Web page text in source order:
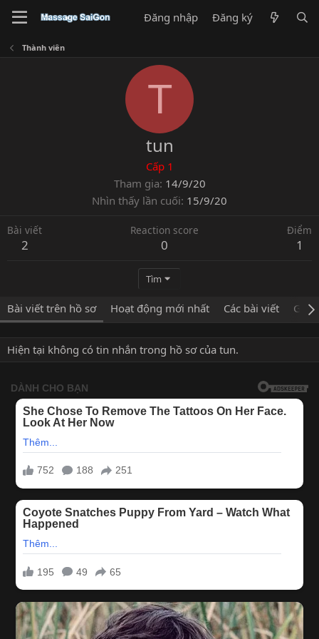
Đăng nhập Đăng ký
Thành viên
T
tun
Cấp 1
Tham gia 14/9/20
Nhìn thấy lần cuối 15/9/20
Bài viết
2
Reaction score
0
Điểm
1
Tìm
Bài viết trên hồ sơ Hoạt động mới nhất Các bài viết Giới
Hiện tại không có tin nhắn trong hồ sơ của tun.